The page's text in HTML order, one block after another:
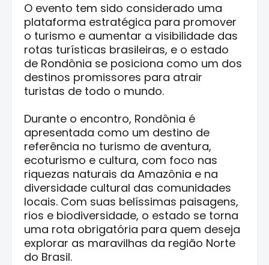
O evento tem sido considerado uma
plataforma estratégica para promover
o turismo e aumentar a visibilidade das
rotas turísticas brasileiras, e o estado
de Rondônia se posiciona como um dos
destinos promissores para atrair
turistas de todo o mundo.
Durante o encontro, Rondônia é
apresentada como um destino de
referência no turismo de aventura,
ecoturismo e cultura, com foco nas
riquezas naturais da Amazônia e na
diversidade cultural das comunidades
locais. Com suas belíssimas paisagens,
rios e biodiversidade, o estado se torna
uma rota obrigatória para quem deseja
explorar as maravilhas da região Norte
do Brasil.